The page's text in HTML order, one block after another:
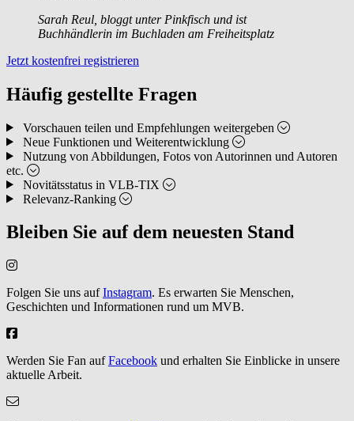
Sarah Reul, bloggt unter Pinkfisch und ist
Buchhändlerin im Buchladen am Freiheitsplatz
Jetzt kostenfrei registrieren
Häufig gestellte Fragen
Vorschauen teilen und Empfehlungen weitergeben
Neue Funktionen und Weiterentwicklung
Nutzung von Abbildungen, Fotos von Autorinnen und Autoren
etc.
Novitätsstatus in VLB-TIX
Relevanz-Ranking
Bleiben Sie auf dem neuesten Stand
Folgen Sie uns aufInstagram. Es erwarten Sie Menschen,
Geschichten und Informationen rund um MVB.
Werden Sie Fan aufFacebook und erhalten Sie Einblicke in unsere
aktuelle Arbeit.